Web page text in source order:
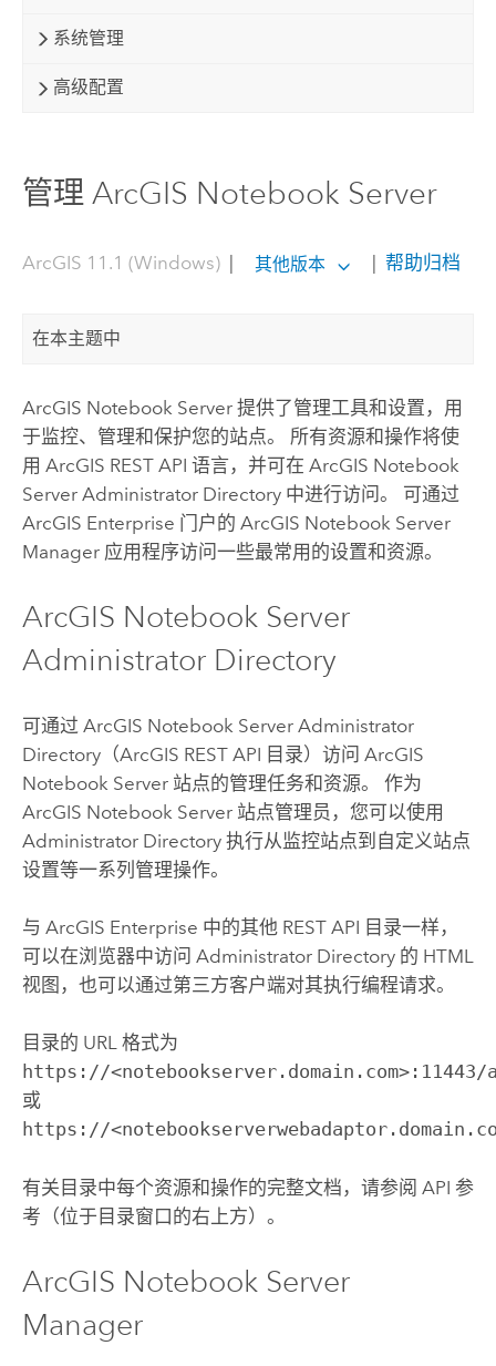
系统管理
高级配置
管理 ArcGIS Notebook Server
ArcGIS 11.1 (Windows)| 其他版本 帮助归档
在本主题中
ArcGIS Notebook Server提供了管理工具和设置，用
于监控、管理和保护您的站点。 所有资源和操作将使
用 ArcGIS REST API 语言，并可在 ArcGIS Notebook
ServerAdministrator Directory 中进行访问。 可通过
ArcGIS Enterprise 门户的 ArcGIS Notebook Server
Manager 应用程序访问一些最常用的设置和资源。
ArcGIS Notebook Server
Administrator Directory
可通过 ArcGIS Notebook ServerAdministrator
Directory（ArcGIS REST API 目录）访问 ArcGIS
Notebook Server站点的管理任务和资源。 作为
ArcGIS Notebook Server站点管理员，您可以使用
Administrator Directory 执行从监控站点到自定义站点
设置等一系列管理操作。
与 ArcGIS Enterprise 中的其他 REST API 目录一样，
可以在浏览器中访问 Administrator Directory 的 HTML
视图，也可以通过第三方客户端对其执行编程请求。
目录的 URL 格式为
https://<notebookserver.domain.com>:11443/
或
https://
有关目录中每个资源和操作的完整文档，请参阅 API 参
考（位于目录窗口的右上方）。
ArcGIS Notebook Server
Manager